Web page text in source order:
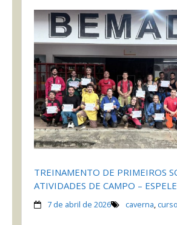
TREINAMENTO DE PRIMEIROS
ATIVIDADES DE CAMPO –
7 de abril de 2026 caverna, curso